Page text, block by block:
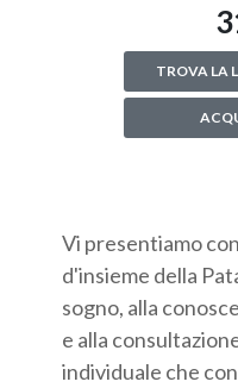
TROVA LA
Vi presentiamo
d'insieme della
sogno, alla
e alla
individuale che